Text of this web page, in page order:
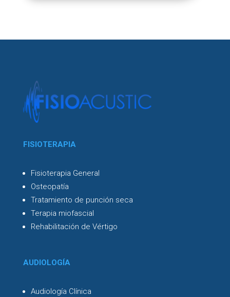
FISIOTERAPIA
Fisioterapia General
Osteopatía
Tratamiento de punción seca
Terapia miofascial
Rehabilitación de Vértigo
AUDIOLOGÍA
Audiología Clínica